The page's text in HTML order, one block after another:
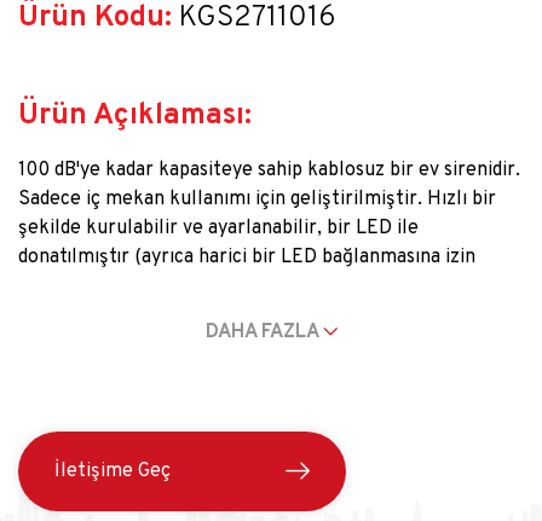
Ürün Kodu: KGS2711016
Ürün Açıklaması:
100 dB'ye kadar kapasiteye sahip kablosuz bir ev sirenidir.
Sadece iç mekan kullanımı için geliştirilmiştir. Hızlı bir
şekilde kurulabilir ve ayarlanabilir, bir LED ile
donatılmıştır (ayrıca harici bir LED bağlanmasına izin
Alarm X sistemi içinde çalışır. Herhangi bir engel yoksa
DAHA FAZLA
İletişime Geç